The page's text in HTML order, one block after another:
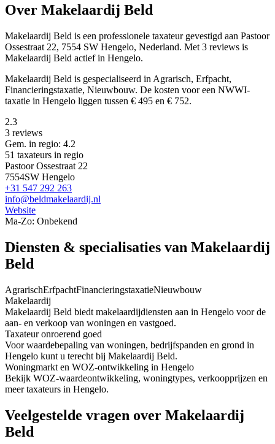
Over Makelaardij Beld
Makelaardij Beld is een professionele taxateur gevestigd aan Pastoor
Ossestraat 22, 7554 SW Hengelo, Nederland. Met 3 reviews is
Makelaardij Beld actief in Hengelo.
Makelaardij Beld is gespecialiseerd in Agrarisch, Erfpacht,
Financieringstaxatie, Nieuwbouw. De kosten voor een NWWI-
taxatie in Hengelo liggen tussen € 495 en € 752.
2.3
3 reviews
Gem. in regio: 4.2
51 taxateurs in regio
Pastoor Ossestraat 22
7554SW Hengelo
+31 547 292 263
info@beldmakelaardij.nl
Website
Ma-Zo: Onbekend
Diensten & specialisaties van Makelaardij
Beld
AgrarischErfpachtFinancieringstaxatieNieuwbouw
Makelaardij
Makelaardij Beld biedt makelaardijdiensten aan in Hengelo voor de
aan- en verkoop van woningen en vastgoed.
Taxateur onroerend goed
Voor waardebepaling van woningen, bedrijfspanden en grond in
Hengelo kunt u terecht bij Makelaardij Beld.
Woningmarkt en WOZ-ontwikkeling in Hengelo
Bekijk WOZ-waardeontwikkeling, woningtypes, verkoopprijzen en
meer taxateurs in Hengelo.
Veelgestelde vragen over Makelaardij
Beld